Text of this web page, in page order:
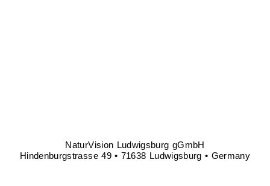
NaturVision Ludwigsburg gGmbH
Hindenburgstrasse 49 • 71638 Ludwigsburg • Germany